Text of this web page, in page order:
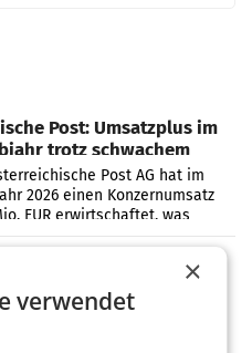
Post: Umsatzplus im
trotz schwachem
Post AG hat im
2026 einen Konzernumsatz
EUR erwirtschaftet, was
3,8 Prozent gegenüber dem
spart und macht
viel Gewinn
MAILAND/AMSTERDAM. Der
×
verwendet